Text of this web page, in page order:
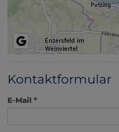
Kontaktformular
E-Mail